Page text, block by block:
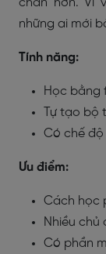
chán hơn. Vì
những ai mới
Tính năng:
Học bằng
Tự tạo
Có chế độ
Ưu điểm:
Cách học
Nhiều chủ
Có phần